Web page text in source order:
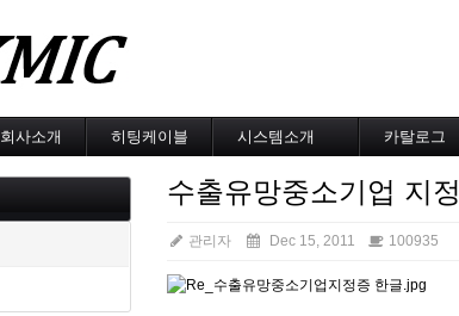
회사소개 히팅케이블
스노우멜팅
지붕융설
시스템소개
지붕융설시스템
동파방지
산업용히터
카탈로그
수출유망중소기업 지정
관리자 Dec 15, 2011 100935